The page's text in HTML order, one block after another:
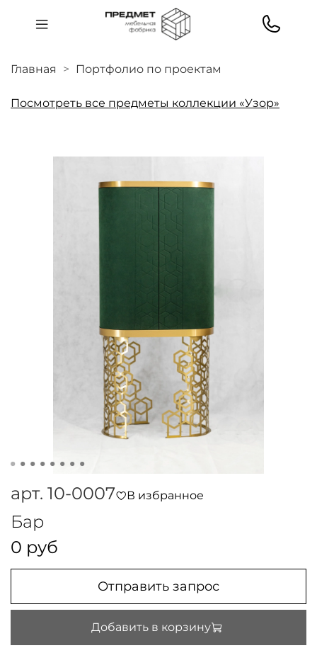
Главная Портфолио по проектам
Посмотреть все предметы коллекции «Узор»
арт. 10-0007 В избранное
Бар
0 руб
Отправить запрос
Добавить в корзину